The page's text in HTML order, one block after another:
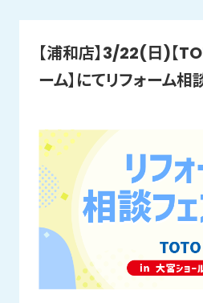
【浦和店】3/22(日)【
ーム】にてリフォーム相